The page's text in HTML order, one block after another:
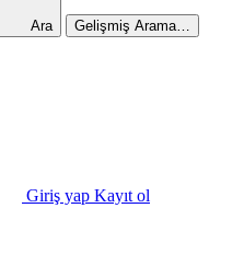
Ara Gelişmiş Arama…
Giriş yap Kayıt ol